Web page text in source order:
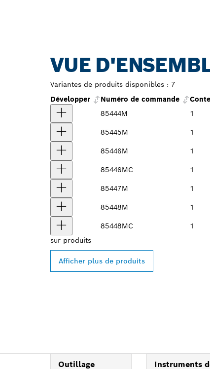
VUE
Variantes de produits disponibles : 7
Développer
Numéro de commande
85444M
1
85445M 1
85446M 1
85446MC 1
85447M 1
85448M 1
85448MC
1
sur produits
Afficher plus de produits
Outillage Instruments